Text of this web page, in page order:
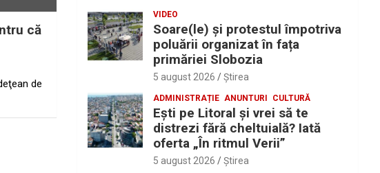
că
de
VIDEO
Soare(le) și protestul împotriva
poluării organizat în fața
primăriei Slobozia
5 august 2026 Ştirea
ADMINISTRAȚIE ANUNTURI CULTURĂ
Eşti pe Litoral şi vrei să te
distrezi fără cheltuială? Iată
oferta „În ritmul Verii”
5 august 2026 Ştirea